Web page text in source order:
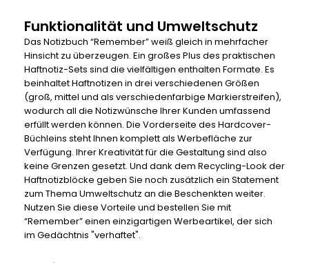
Funktionalität und Umweltschutz
Das Notizbuch “Remember” weiß gleich in mehrfacher
Hinsicht zu überzeugen. Ein großes Plus des praktischen
Haftnotiz-Sets sind die vielfältigen enthalten Formate. Es
beinhaltet Haftnotizen in drei verschiedenen Größen
(groß, mittel und als verschiedenfarbige Markierstreifen),
wodurch all die Notizwünsche Ihrer Kunden umfassend
erfüllt werden können. Die Vorderseite des Hardcover-
Büchleins steht Ihnen komplett als Werbefläche zur
Verfügung. Ihrer Kreativität für die Gestaltung sind also
keine Grenzen gesetzt. Und dank dem Recycling-Look der
Haftnotizblöcke geben Sie noch zusätzlich ein Statement
zum Thema Umweltschutz an die Beschenkten weiter.
Nutzen Sie diese Vorteile und bestellen Sie mit
“Remember” einen einzigartigen Werbeartikel, der sich
im Gedächtnis "verhaftet".